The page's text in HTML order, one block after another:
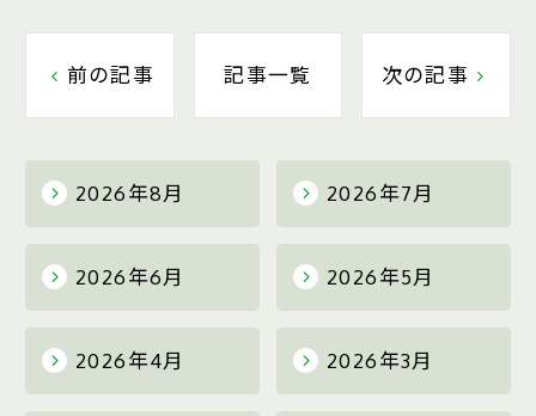
2026年8月 2026年7月
2026年6月 2026年5月
2026年4月 2026年3月
前の記事 記事一覧 次の記事